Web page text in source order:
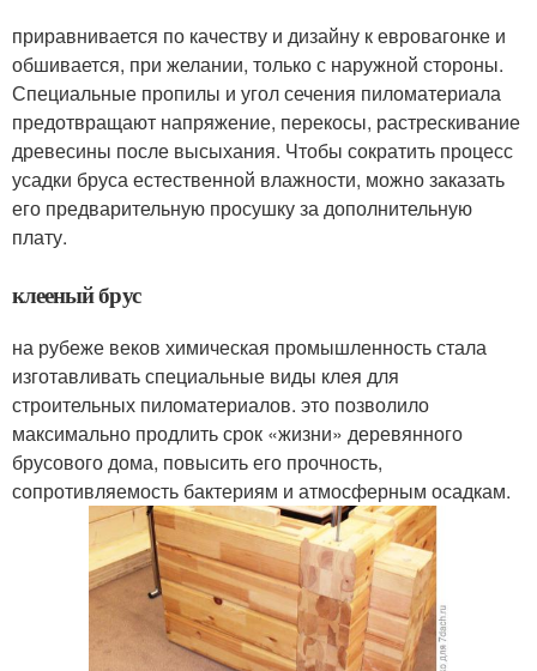
приравнивается по качеству и дизайну к евровагонке и
обшивается, при желании, только с наружной стороны.
Специальные пропилы и угол сечения пиломатериала
предотвращают напряжение, перекосы, растрескивание
древесины после высыхания. Чтобы сократить процесс
усадки бруса естественной влажности, можно заказать
его предварительную просушку за дополнительную
плату.
клееный брус
на рубеже веков химическая промышленность стала
изготавливать специальные виды клея для
строительных пиломатериалов. это позволило
максимально продлить срок «жизни» деревянного
брусового дома, повысить его прочность,
сопротивляемость бактериям и атмосферным осадкам.